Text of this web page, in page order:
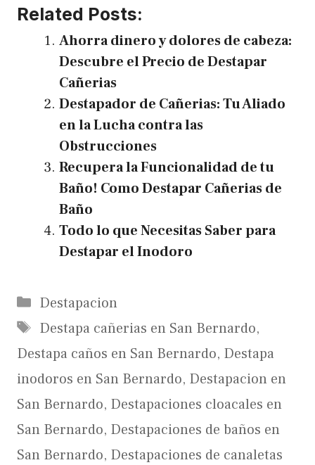
Related Posts:
Ahorra dinero y dolores de cabeza:
Descubre el Precio de Destapar
Cañerias
Destapador de Cañerias: Tu Aliado
en la Lucha contra las
Obstrucciones
Recupera la Funcionalidad de tu
Baño! Como Destapar Cañerias de
Baño
Todo lo que Necesitas Saber para
Destapar el Inodoro
Categories
Destapacion
Tags
Destapa cañerias en San Bernardo,
Destapa caños en San Bernardo, Destapa
inodoros en San Bernardo, Destapacion en
San Bernardo, Destapaciones cloacales en
San Bernardo, Destapaciones de baños en
San Bernardo, Destapaciones de canaletas